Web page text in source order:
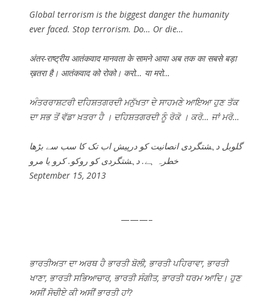
Global terrorism is the biggest danger the humanity
ever faced. Stop terrorism. Do… Or die…
अंतर-राष्ट्रीय आतंकवाद मानवता के सामने आया अब तक का सबसे बड़ा
ख़तरा है। आतंकवाद को रोको। करो… या मरो…
ਅੰਤਰਰਾਸ਼ਟਰੀ ਦਹਿਸ਼ਤਗਰਦੀ ਮਨੁੱਖਤਾ ਦੇ ਸਾਹਮਣੇ ਆਇਆ ਹੁਣ ਤੱਕ
ਦਾ ਸਭ ਤੋਂ ਵੱਡਾ ਖ਼ਤਰਾ ਹੈ । ਦਹਿਸ਼ਤਗਰਦੀ ਨੂੰ ਰੋਕੋ । ਕਰੋ… ਜਾਂ ਮਰੋ…
گلوبل دہشتگردی انصانیت کو درپیش اب تک کا سب سے بڑھا
خطرہ ہے. دہشتگردی کو روکو. کرو یا مرو
September 15, 2013
———–
ਭਾਰਤੀਅਤਾ ਦਾ ਅਰਥ ਹੈ ਭਾਰਤੀ ਬੋਲੀ, ਭਾਰਤੀ ਪਹਿਰਾਵਾ, ਭਾਰਤੀ
ਖਾਣਾ, ਭਾਰਤੀ ਸਭਿਆਚਾਰ, ਭਾਰਤੀ ਸੰਗੀਤ, ਭਾਰਤੀ ਧਰਮ ਆਦਿ। ਹੁਣ
ਅਸੀਂ ਸੋਚੀਏ ਕੀ ਅਸੀਂ ਭਾਰਤੀ ਹਾਂ?